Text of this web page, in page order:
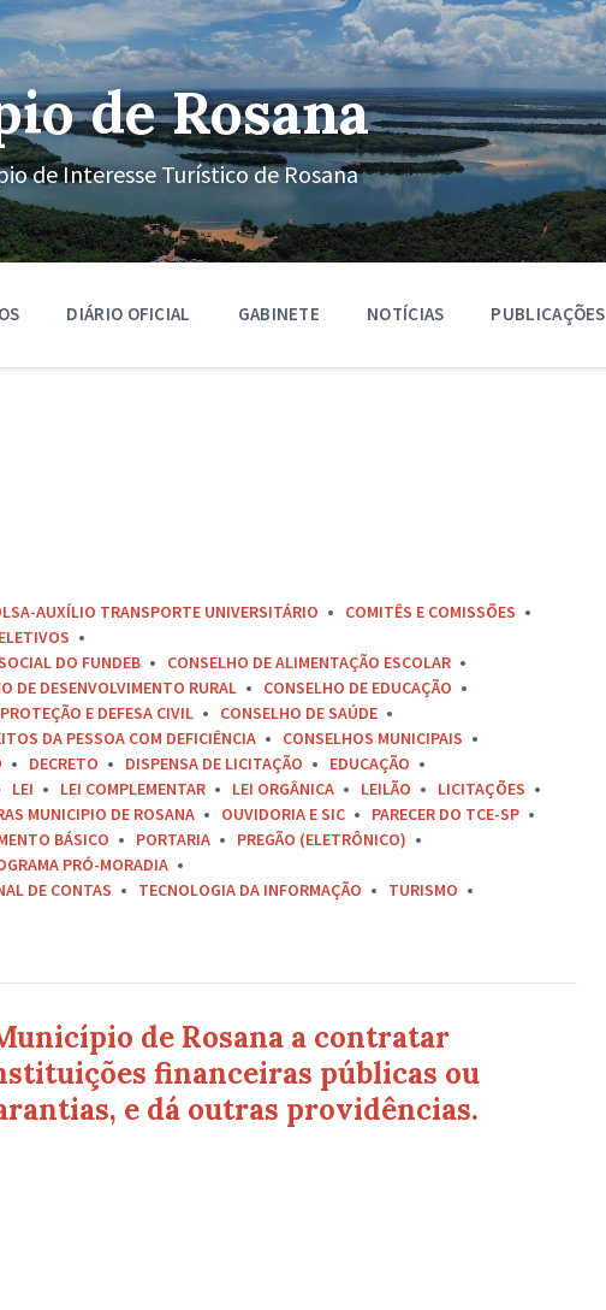
de Rosana
de Interesse Turístico de Rosana
DIÁRIO OFICIAL GABINETE NOTÍCIAS PUBLICAÇÕES
AUXÍLIO TRANSPORTE UNIVERSITÁRIO
COMITÊS E COMISSÕES
DO FUNDEB
CONSELHO DE ALIMENTAÇÃO ESCOLAR
DE DESENVOLVIMENTO RURAL
CONSELHO DE EDUCAÇÃO
E DEFESA CIVIL
CONSELHO DE SAÚDE
DA PESSOA COM DEFICIÊNCIA
CONSELHOS MUNICIPAIS
DECRETO DISPENSA DE LICITAÇÃO
EDUCAÇÃO
LEI LEI COMPLEMENTAR LEI ORGÂNICA LEILÃO
LICITAÇÕES
MUNICIPIO DE ROSANA OUVIDORIA E SIC
PARECER DO TCE-SP
BÁSICO PORTARIA
PREGÃO (ELETRÔNICO)
PRÓ-MORADIA
DE CONTAS
TECNOLOGIA DA INFORMAÇÃO
TURISMO
de Rosana a contratar
financeiras públicas ou
e dá outras providências.